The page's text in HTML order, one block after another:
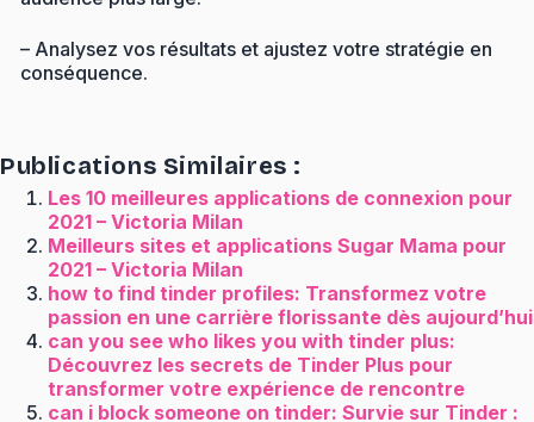
– Analysez vos résultats et ajustez votre stratégie en
conséquence.
Publications Similaires :
Les 10 meilleures applications de connexion pour
2021 – Victoria Milan
Meilleurs sites et applications Sugar Mama pour
2021 – Victoria Milan
how to find tinder profiles: Transformez votre
passion en une carrière florissante dès aujourd’hui
can you see who likes you with tinder plus:
Découvrez les secrets de Tinder Plus pour
transformer votre expérience de rencontre
can i block someone on tinder: Survie sur Tinder :